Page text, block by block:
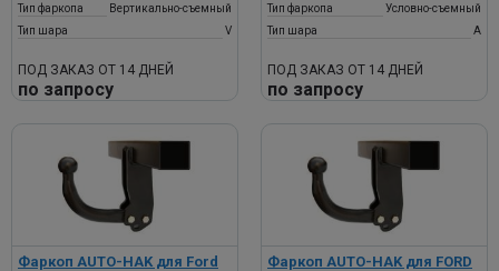
Тип фаркопа
Вертикально-съемный
Тип шара
V
ПОД ЗАКАЗ ОТ 14 ДНЕЙ
по запросу
Тип фаркопа
Условно-съемный
Тип шара
A
ПОД ЗАКАЗ ОТ 14 ДНЕЙ
по запросу
Фаркоп AUTO-HAK для Ford
Фаркоп AUTO-HAK для FORD